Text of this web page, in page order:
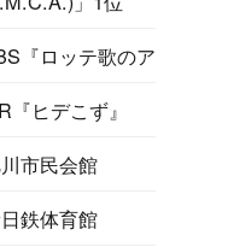
『ロッテ歌のアルバム
『ヒデこず』
市民会館
鉄体育館